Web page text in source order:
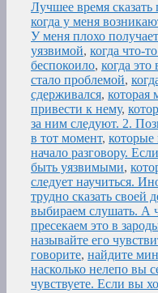
Лучшее время сказать
когда у меня
У меня плохо
уязвимой, когда что-
беспокоило, когда это
стало проблемой,
сдерживался, которая
привести к нему,
за ним следуют. 2.
в тот момент, которые
начало разговору.
быть уязвимыми,
следует научиться.
трудно сказать своей
выбираем слушать. А
пресекаем это в
называйте его
говорите, найдите
насколько нелепо вы
чувствуете. Если вы